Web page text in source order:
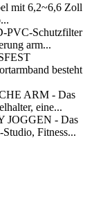
mit 6,2~6,6 Zoll
Schutzfilter
arm...
besteht
ARM - Das
eine...
- Das
Fitness...